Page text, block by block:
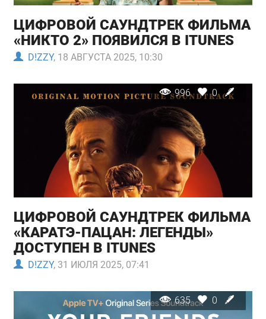
ЦИФРОВОЙ САУНДТРЕК ФИЛЬМА
«НИКТО 2» ПОЯВИЛСЯ В ITUNES
D!ZZY, 18 АВГУСТА 2025, 10:30
996 0
ЦИФРОВОЙ САУНДТРЕК ФИЛЬМА
«КАРАТЭ-ПАЦАН: ЛЕГЕНДЫ»
ДОСТУПЕН В ITUNES
D!ZZY, 31 ИЮЛЯ 2025, 07:41
635 0